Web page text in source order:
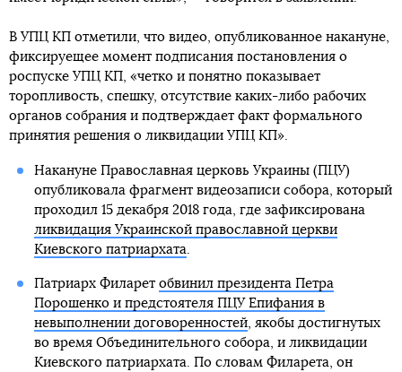
В УПЦ КП отметили, что видео, опубликованное накануне,
фиксируещее момент подписания постановления о
роспуске УПЦ КП, «четко и понятно показывает
торопливость, спешку, отсутствие каких-либо рабочих
органов собрания и подтверждает факт формального
принятия решения о ликвидации УПЦ КП».
Накануне Православная церковь Украины (ПЦУ)
опубликовала фрагмент видеозаписи собора, который
проходил 15 декабря 2018 года, где зафиксирована
ликвидация Украинской православной церкви
Киевского патриархата.
Патриарх Филарет обвинил президента Петра
Порошенко и предстоятеля ПЦУ Епифания в
невыполнении договоренностей, якобы достигнутых
во время Объединительного собора, и ликвидации
Киевского патриархата. По словам Филарета, он